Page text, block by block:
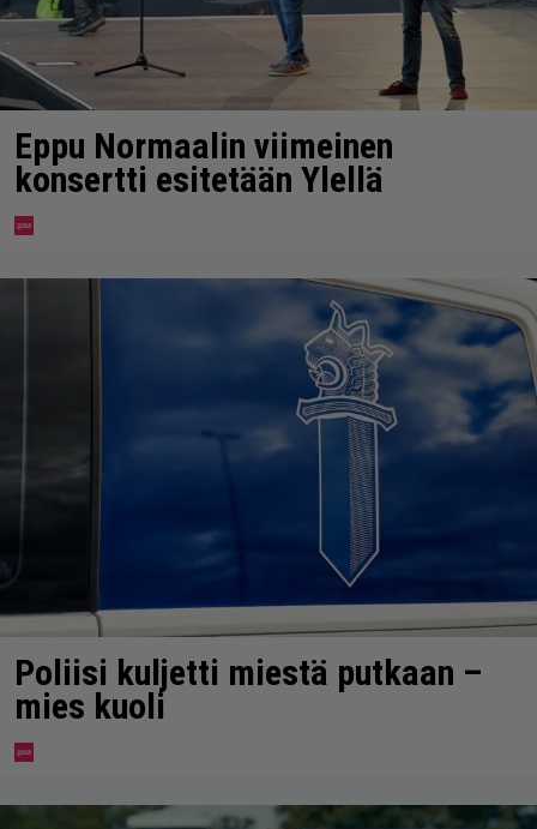
Eppu Normaalin viimeinen
konsertti esitetään Ylellä
Poliisi kuljetti miestä putkaan –
mies kuoli